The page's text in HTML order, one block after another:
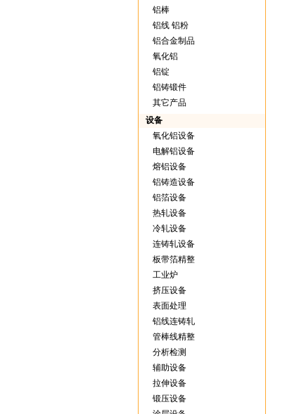
铝棒
铝线 铝粉
铝合金制品
氧化铝
铝锭
铝铸锻件
其它产品
设备
氧化铝设备
电解铝设备
熔铝设备
铝铸造设备
铝箔设备
热轧设备
冷轧设备
连铸轧设备
板带箔精整
工业炉
挤压设备
表面处理
铝线连铸轧
管棒线精整
分析检测
辅助设备
拉伸设备
锻压设备